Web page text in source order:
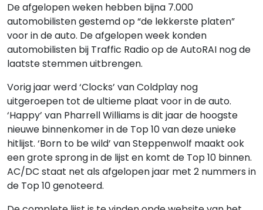
De afgelopen weken hebben bijna 7.000
automobilisten gestemd op “de lekkerste platen”
voor in de auto. De afgelopen week konden
automobilisten bij Traffic Radio op de AutoRAI nog de
laatste stemmen uitbrengen.
Vorig jaar werd ‘Clocks’ van Coldplay nog
uitgeroepen tot de ultieme plaat voor in de auto.
‘Happy’ van Pharrell Williams is dit jaar de hoogste
nieuwe binnenkomer in de Top 10 van deze unieke
hitlijst. ‘Born to be wild’ van Steppenwolf maakt ook
een grote sprong in de lijst en komt de Top 10 binnen.
AC/DC staat net als afgelopen jaar met 2 nummers in
de Top 10 genoteerd.